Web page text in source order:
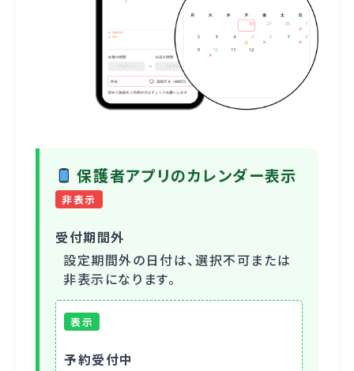
保護者アプリのカレンダー表示
非表示
受付期間外
設定期間外の日付は、選択不可または
非表示になります。
表示
予約受付中